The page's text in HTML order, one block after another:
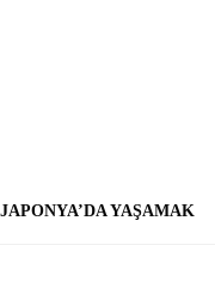
JAPONYA’DA YAŞAMAK